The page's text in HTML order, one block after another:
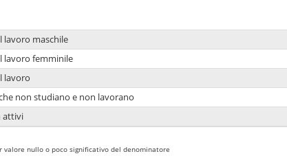
lavoro maschile
lavoro femminile
lavoro
non studiano e non lavorano
attivi
valore nullo o poco significativo del denominatore